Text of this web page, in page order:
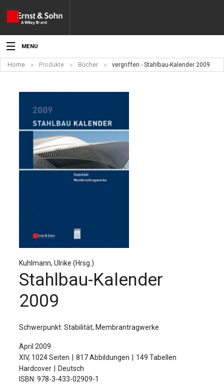
MENU
Aktuelles
Veranstaltungen
Angebote
Fachgebiete
Produkte
Verlag
Sprache / Language: DE Sprache / Language: EN
Home Produkte Bücher vergriffen - Stahlbau-Kalender 2009
Kuhlmann, Ulrike (Hrsg.)
Stahlbau-Kalender
2009
Schwerpunkt: Stabilität, Membrantragwerke
April 2009
XIV, 1024 Seiten
817 Abbildungen
149 Tabellen
Hardcover
Deutsch
ISBN: 978-3-433-02909-1